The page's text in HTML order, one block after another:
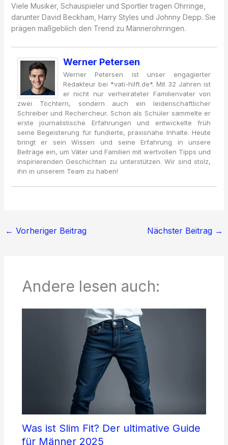
Viele Musiker, Schauspieler und Sportler tragen Ohrringe,
darunter David Beckham, Harry Styles und Johnny Depp. Sie
prägen maßgeblich den Trend zu Männerohrringen.
Werner Petersen
Werner Petersen ist unser engagierter
Redakteur bei *vati-hilft.de*. Mit 32 Jahren ist
er nicht nur verheirateter Familienvater von
zwei Töchtern, sondern auch ein leidenschaftlicher
Schreiber und Rechercheur. Schon als Schüler sammelte er
erste journalistische Erfahrungen und entwickelte früh
seine Begeisterung für fundierte, praxisnahe Inhalte. Heute
bringt er sein Wissen und seine Erfahrung in unsere
Beiträge ein, um Väter und Familien mit wertvollen Tipps und
inspirierenden Geschichten zu unterstützen. Wir sind stolz,
ihn in unserem Team zu haben!
← Vorheriger Beitrag Nächster Beitrag →
Andere lesen auch:
Was ist Slim Fit? Der ultimative Guide
für Männer 2025